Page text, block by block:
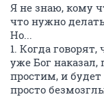
Я не знаю, кому
что нужно
Но...
1. Когда
уже Бог наказал,
простим, и
просто